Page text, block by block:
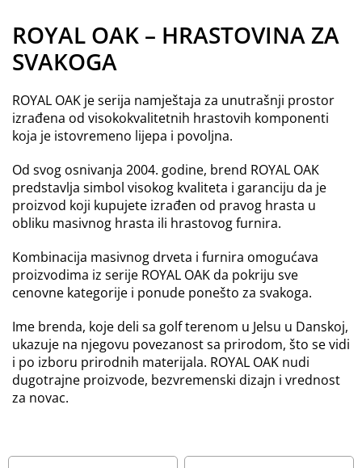
ROYAL OAK – HRASTOVINA ZA
SVAKOGA
ROYAL OAK je serija namještaja za unutrašnji prostor
izrađena od visokokvalitetnih hrastovih komponenti
koja je istovremeno lijepa i povoljna.
Od svog osnivanja 2004. godine, brend ROYAL OAK
predstavlja simbol visokog kvaliteta i garanciju da je
proizvod koji kupujete izrađen od pravog hrasta u
obliku masivnog hrasta ili hrastovog furnira.
Kombinacija masivnog drveta i furnira omogućava
proizvodima iz serije ROYAL OAK da pokriju sve
cenovne kategorije i ponude ponešto za svakoga.
Ime brenda, koje deli sa golf terenom u Jelsu u Danskoj,
ukazuje na njegovu povezanost sa prirodom, što se vidi
i po izboru prirodnih materijala. ROYAL OAK nudi
dugotrajne proizvode, bezvremenski dizajn i vrednost
za novac.